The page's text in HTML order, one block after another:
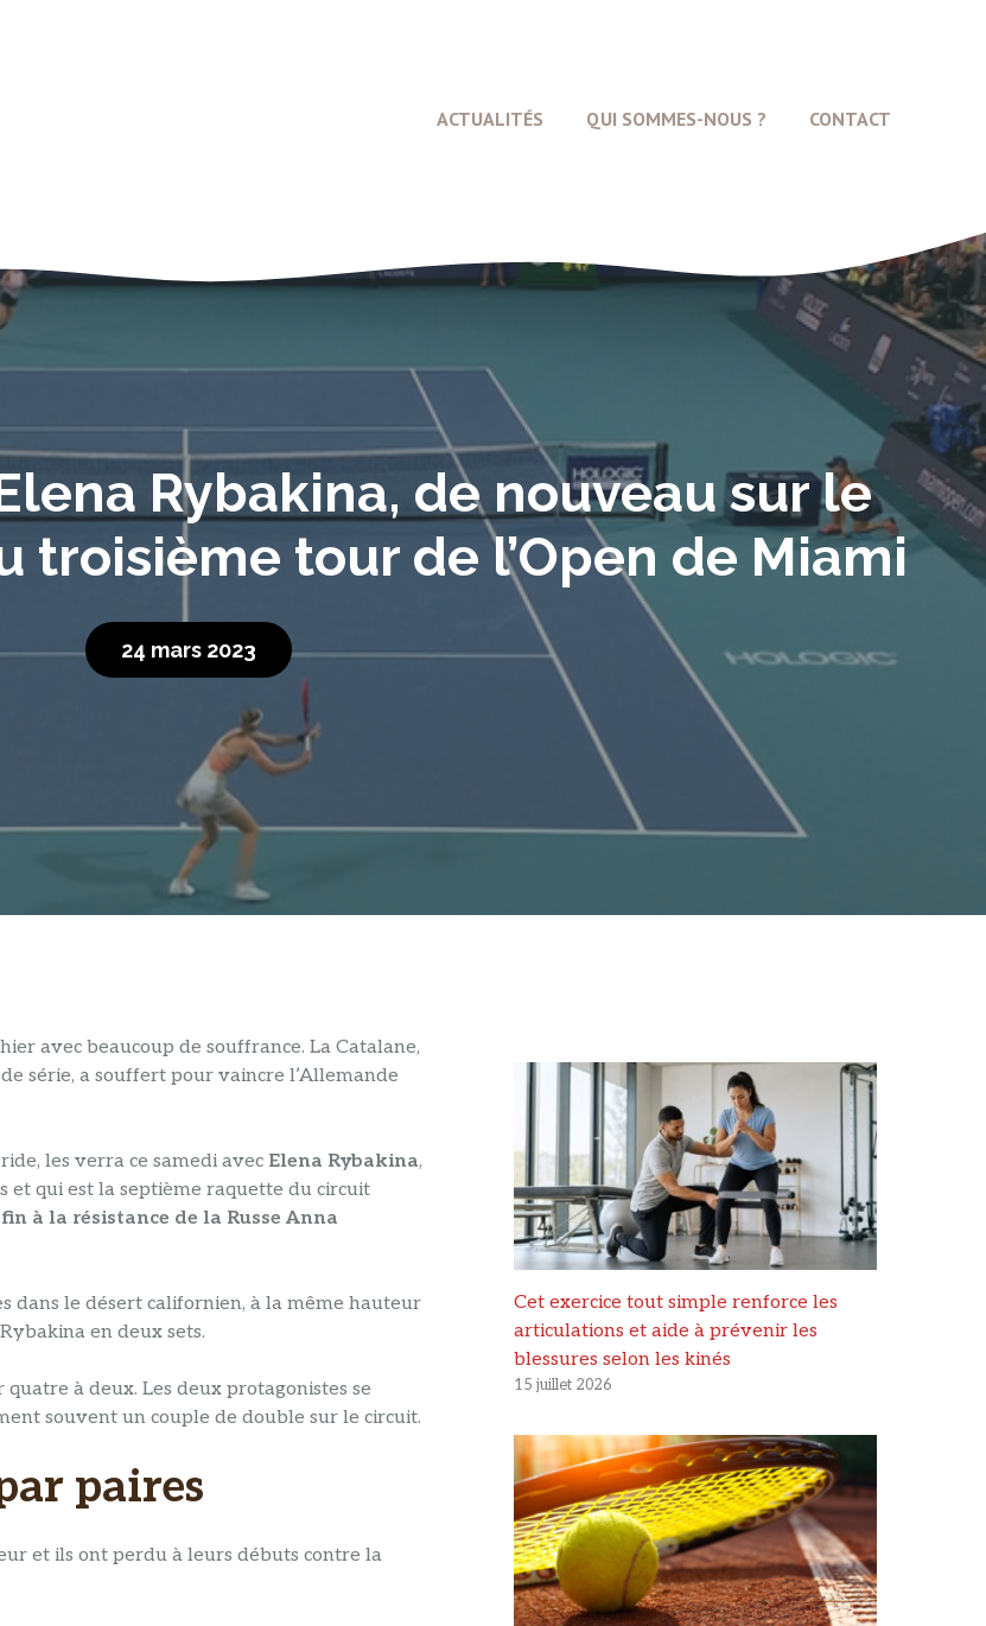
ACTUALITÉS QUI SOMMES-NOUS ? CONTACT
Rybakina, de nouveau sur le
troisième tour de l’Open de Miami
24 mars 2023
avec beaucoup de souffrance. La Catalane,
série, a souffert pour vaincre l’Allemande
les verra ce samedi avec Elena Rybakina,
qui est la septième raquette du circuit
à la résistance de la Russe Anna
dans le désert californien, à la même hauteur
en deux sets.
à deux. Les deux protagonistes se
souvent un couple de double sur le circuit.
paires
et ils ont perdu à leurs débuts contre la
Cet exercice tout simple renforce les
articulations et aide à prévenir les
blessures selon les kinés
15 juillet 2026